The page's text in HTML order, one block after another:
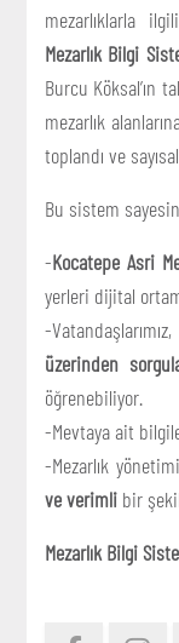
mezarlıklarla
Mezarlık Bilgi
Burcu Köksal’ın
mezarlık
toplandı ve
Bu sistem
-Kocatepe Asri
yerleri dijital
-
üzerinden
öğrenebiliyor.
-Mevtaya ait
-Mezarlık
ve verimlibir
Mezarlık Bilgi